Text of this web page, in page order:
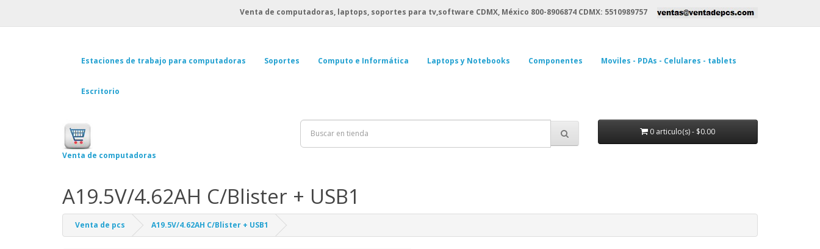
Venta de computadoras, laptops, soportes para tv,software CDMX, México 800-8906874 CDMX: 5510989757
Estaciones de trabajo para computadoras Soportes Computo e Informática Laptops y Notebooks Componentes Moviles - PDAs - Celulares - tablets
Escritorio
Venta de computadoras
0 articulo(s) - $0.00
A19.5V/4.62AH C/Blister + USB1
Venta de pcs A19.5V/4.62AH C/Blister + USB1